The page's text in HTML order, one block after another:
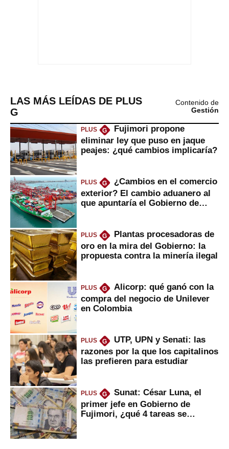
LAS MÁS LEÍDAS DE PLUS
G
Contenido de
Gestión
PLUS G
Fujimori propone
eliminar ley que puso en jaque
peajes: ¿qué cambios implicaría?
PLUS G
¿Cambios en el comercio
exterior? El cambio aduanero al
que apuntaría el Gobierno de
PLUS G
Plantas procesadoras de
oro en la mira del Gobierno: la
propuesta contra la minería ilegal
PLUS G
Alicorp: qué ganó con la
compra del negocio de Unilever
en Colombia
PLUS G
UTP, UPN y Senati: las
razones por la que los capitalinos
las prefieren para estudiar
PLUS G
Sunat: César Luna, el
primer jefe en Gobierno de
Fujimori, ¿qué 4 tareas se